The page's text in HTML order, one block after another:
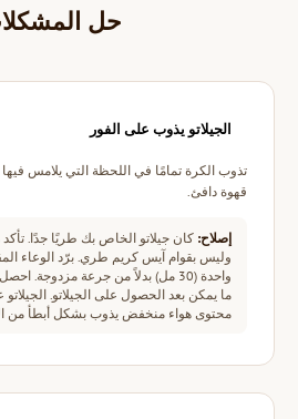
حل
الجيلاتو يذوب على الفور
تذوب الكرة تمامًا في اللحظة التي يلامس
قهوة دافئ.
إصلاح: كان جيلاتو الخاص بك طريًا جدًا. تأكد
وليس بقوام آيس كريم طري. برّد الوعاء
واحدة (30 مل) بدلاً من جرعة مزدوجة.
ما يمكن بعد الحصول على الجيلاتو.
محتوى هواء منخفض يذوب بشكل أبطأ من